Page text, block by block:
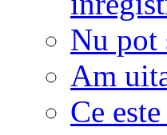
Nu pot
Am
Ce